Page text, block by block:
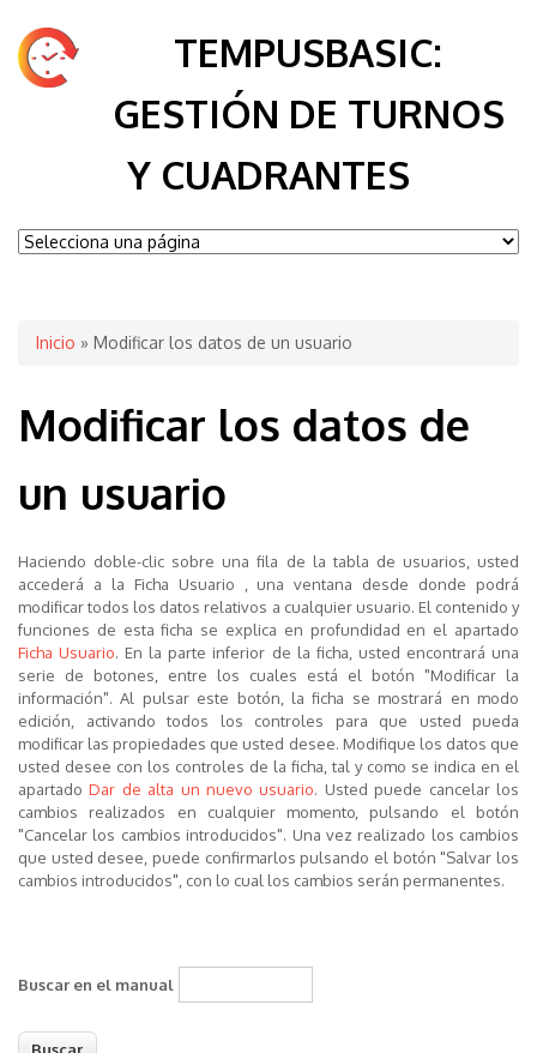
TEMPUSBASIC:
GESTIÓN DE TURNOS
Y CUADRANTES
Se encuentra usted aquí
Inicio » Modificar los datos de un usuario
Modificar los datos de
un usuario
Haciendo doble-clic sobre una fila de la tabla de usuarios, usted
accederá a la Ficha Usuario
, una ventana desde donde podrá
modificar todos los datos relativos a cualquier usuario. El contenido y
funciones de esta ficha se explica en profundidad en el apartado
Ficha Usuario. En la parte inferior de la ficha, usted encontrará una
serie de botones, entre los cuales está el botón "Modificar la
información". Al pulsar este botón, la ficha se mostrará en modo
edición, activando todos los controles para que usted pueda
modificar las propiedades que usted desee. Modifique los datos que
usted desee con los controles de la ficha, tal y como se indica en el
apartadoDar de alta un nuevo usuario. Usted puede cancelar los
cambios realizados en cualquier momento, pulsando el botón
"Cancelar los cambios introducidos". Una vez realizado los cambios
que usted desee, puede confirmarlos pulsando el botón "Salvar los
cambios introducidos", con lo cual los cambios serán permanentes.
Buscar en el manual